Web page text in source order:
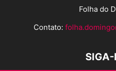
Folha do
Contato: